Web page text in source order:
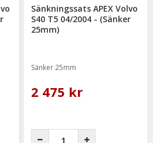
Sänkningssats APEX Volvo
S40 T5 04/2004 - (Sänker
25mm)
Sänker 25mm
2 475 kr